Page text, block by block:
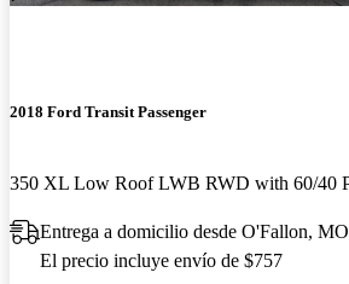
2018 Ford Transit Passenger
Entrega a domicilio desde O'Fallon, MO
El precio incluye envío de $757